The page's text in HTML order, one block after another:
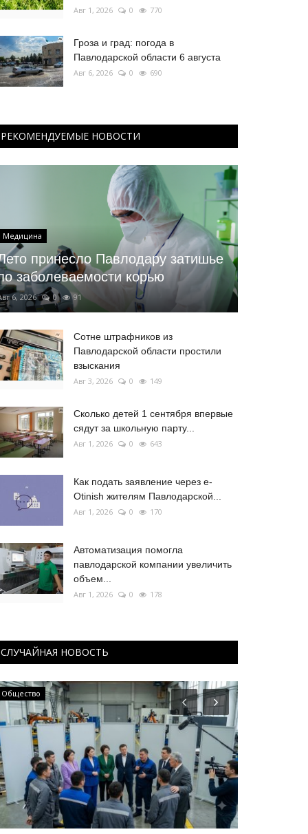
Авг 1, 2026 0 770
Гроза и град: погода в
Павлодарской области 6 августа
Авг 6, 2026 0 690
РЕКОМЕНДУЕМЫЕ НОВОСТИ
Медицина
принесло Павлодару затишье
заболеваемости корью
6, 2026 0 91
Сотне штрафников из
Павлодарской области простили
взыскания
Авг 3, 2026 0 149
Сколько детей 1 сентября впервые
сядут за школьную парту...
Авг 1, 2026 0 643
Как подать заявление через e-
Otinish жителям Павлодарской...
Авг 1, 2026 0 170
Автоматизация помогла
павлодарской компании увеличить
объем...
Авг 1, 2026 0 178
СЛУЧАЙНАЯ НОВОСТЬ
Общество